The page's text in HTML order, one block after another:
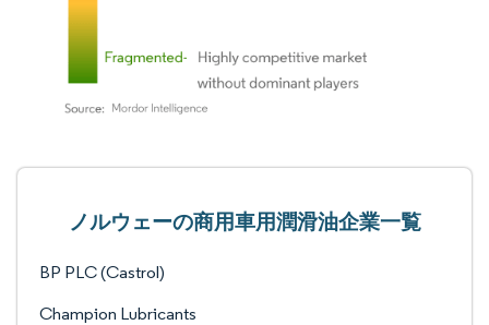
ノルウェーの商用車用潤滑油企業一覧
BP PLC (Castrol)
Champion Lubricants